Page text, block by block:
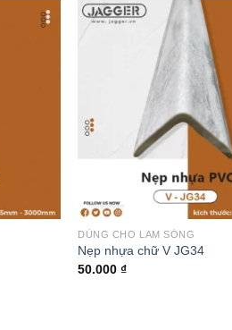
DÙNG CHO LAM SÓNG
Nẹp nhựa chữ V JG34
50.000₫